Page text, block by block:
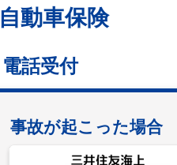
自動車保険
電話受付
事故が起こった場合